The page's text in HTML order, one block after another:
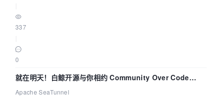
337
0
就在明天！白鲸开源与你相约 Community Over Code
Asia 2026 主题演讲！
Apache SeaTunnel